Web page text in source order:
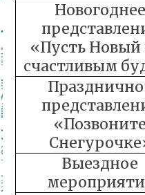
Новогоднее
«Пусть Новый
счастливым
«Позвоните
Выездное